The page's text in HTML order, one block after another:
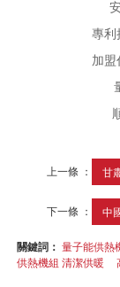
專利
加
上一條 ： 甘
下一條 ：
關鍵詞：量子能供熱
供熱機組 清潔供暖